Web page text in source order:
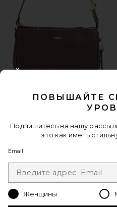
СУМКА PLAZA
Coach
Favorite СУМКА
ПОВЫШАЙТЕ
Подпишитесь на нашу
это как иметь
Email
Женщины